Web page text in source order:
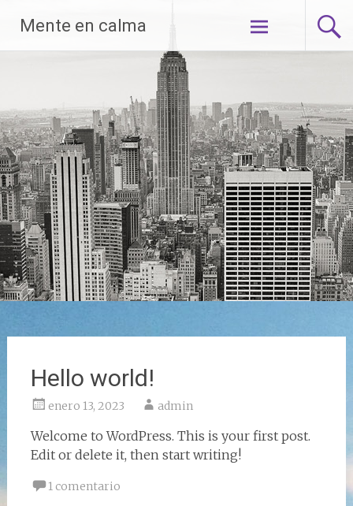
contenido
Mente en calma
Hello world!
enero 13, 2023 admin
Welcome to WordPress. This is your first post.
Edit or delete it, then start writing!
1 comentario